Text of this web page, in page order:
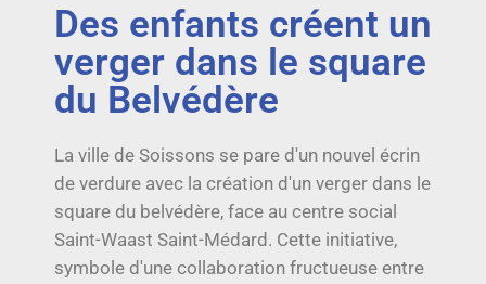
Des enfants créent un
verger dans le square
du Belvédère
La ville de Soissons se pare d'un nouvel écrin
de verdure avec la création d'un verger dans le
square du belvédère, face au centre social
Saint-Waast Saint-Médard. Cette initiative,
symbole d'une collaboration fructueuse entre